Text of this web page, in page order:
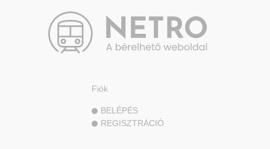
Fiók
BELÉPÉS
REGISZTRÁCIÓ